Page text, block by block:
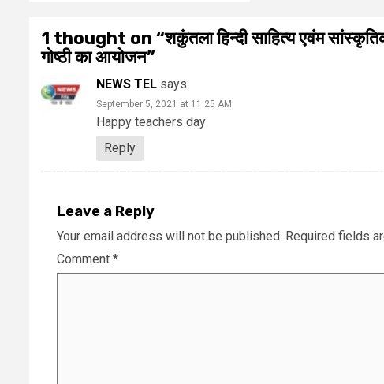
1 thought on “शकुंतला हिन्दी साहित्य एवंम
गोष्ठी का आयोजन”
NEWS TEL says:
September 5, 2021 at 11:25 AM
Happy teachers day
Reply
Leave a Reply
Your email address will not be published. Required fields
Comment *